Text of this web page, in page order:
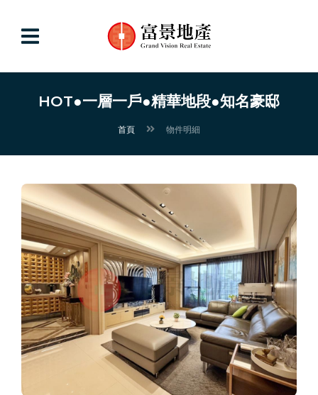
HOT●一層一戶●精華地段●知名豪邸
首頁 物件明細